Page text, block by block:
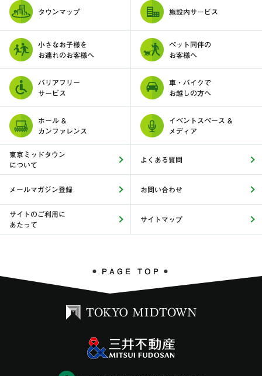
タウンマップ 施設内サービス
小さなお子様を
お連れのお客様へ
ペット同伴の
お客様へ
バリアフリー
サービス
車・バイクで
お越しの方へ
ホール &
カンファレンス
イベントスペース &
メディア
東京ミッドタウン
について
よくある質問
メールマガジン登録 お問い合わせ
サイトのご利用に
あたって
サイトマップ
PAGE TOP